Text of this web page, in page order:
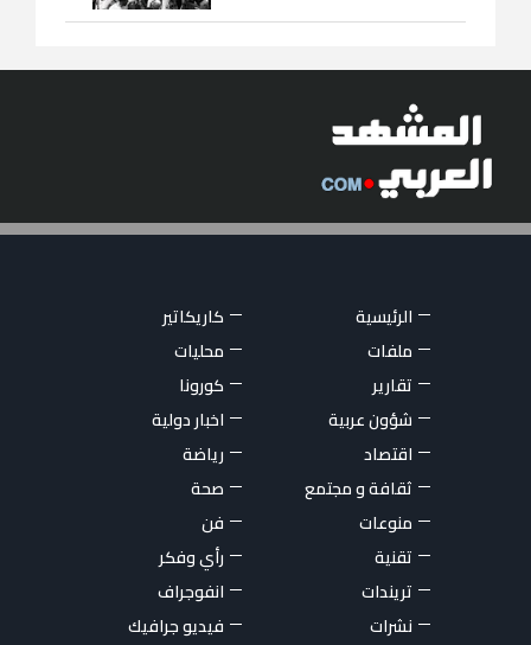
الرئيسية
كاريكاتير
ملفات
محليات
تقارير
كورونا
شؤون عربية
اخبار دولية
اقتصاد
رياضة
ثقافة و مجتمع
صحة
منوعات
فن
تقنية
رأي وفكر
تريندات
انفوجراف
نشرات
فيديو جرافيك